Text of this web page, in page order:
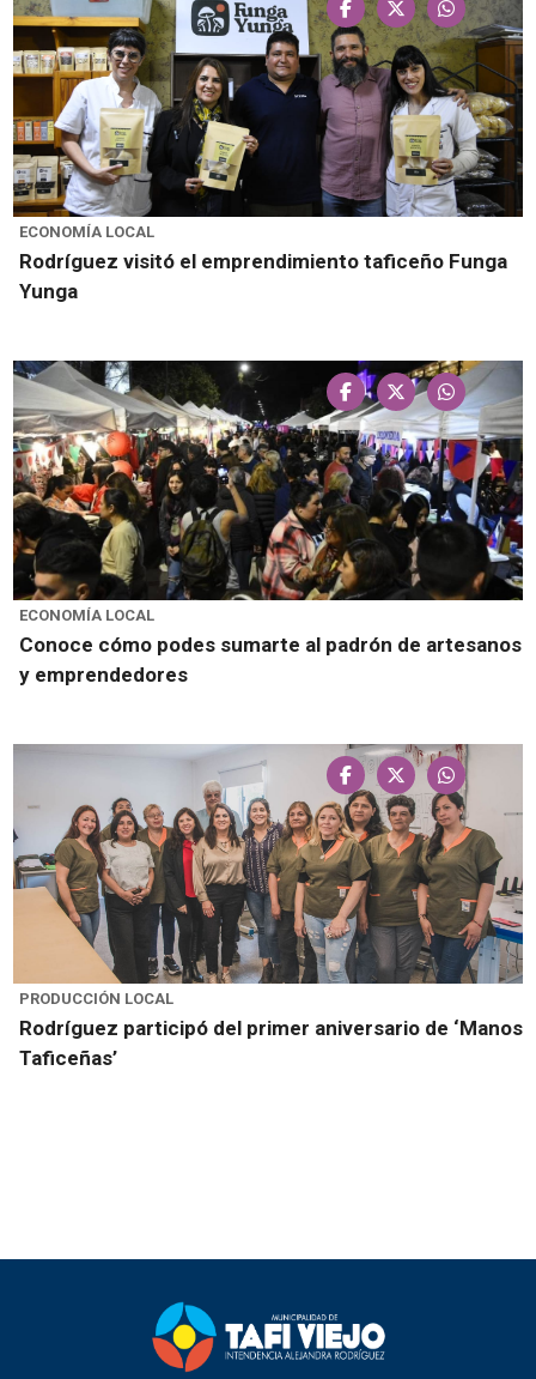
ECONOMÍA LOCAL
Rodríguez visitó el emprendimiento taficeño Funga
Yunga
ECONOMÍA LOCAL
Conoce cómo podes sumarte al padrón de artesanos
y emprendedores
PRODUCCIÓN LOCAL
Rodríguez participó del primer aniversario de ‘Manos
Taficeñas’